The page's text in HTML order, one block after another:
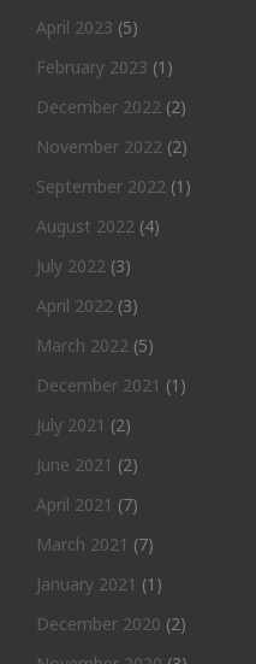
April 2023 (5)
February 2023 (1)
December 2022 (2)
November 2022 (2)
September 2022 (1)
August 2022 (4)
July 2022 (3)
April 2022 (3)
March 2022 (5)
December 2021 (1)
July 2021 (2)
June 2021 (2)
April 2021 (7)
March 2021 (7)
January 2021 (1)
December 2020 (2)